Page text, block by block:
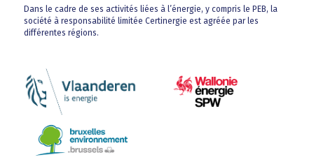
Dans le cadre de ses activités liées à l’énergie, y compris le PEB, la
société à responsabilité limitée Certinergie est agréée par les
différentes régions.